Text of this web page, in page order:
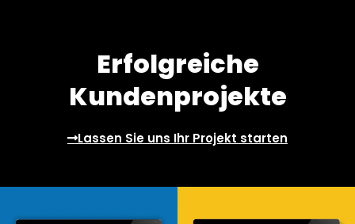
Erfolgreiche
Kundenprojekte
Lassen Sie uns Ihr Projekt starten